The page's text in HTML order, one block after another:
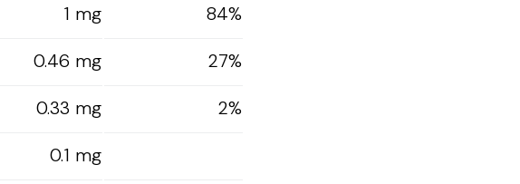
1 mg
84%
0.46 mg
27%
0.33 mg
2%
0.1 mg